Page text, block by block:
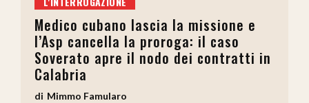
Medico cubano lascia la missione e
l’Asp cancella la proroga: il caso
Soverato apre il nodo dei contratti in
Calabria
Mimmo Famularo